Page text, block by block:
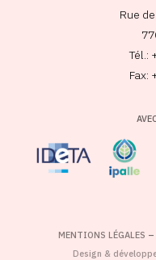
Rue
Tél.:
Fax:
MENTIONS LÉGALES
Design &